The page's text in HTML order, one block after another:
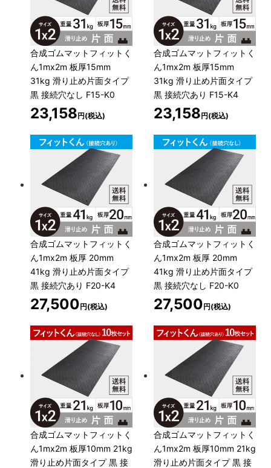
合成ゴムマットフィットく
ん1mx2m 板厚15mm
31kg 滑り止め片面タイプ
黒 接続穴なし F15-K0
23,158円(税込)
合成ゴムマットフィットく
ん1mx2m 板厚15mm
31kg 滑り止め片面タイプ
黒 接続穴あり F15-K4
23,158円(税込)
合成ゴムマットフィットく
ん1mx2m 板厚 20mm
41kg 滑り止め片面タイプ
黒 接続穴あり F20-K4
27,500円(税込)
合成ゴムマットフィットく
ん1mx2m 板厚 20mm
41kg 滑り止め片面タイプ
黒 接続穴なし F20-K0
27,500円(税込)
合成ゴムマットフィットく
ん1mx2m 板厚10mm 21kg
滑り止め片面タイプ 黒 接
合成ゴムマットフィットく
ん1mx2m 板厚10mm 21kg
滑り止め片面タイプ 黒 接